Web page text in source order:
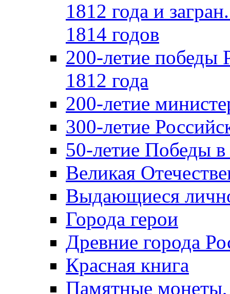
1812 года и
1814 годов
200-летие победы
1812 года
200-летие
300-летие
50-летие Победы
Великая
Выдающиеся
Города герои
Древние города
Красная книга
Памятные